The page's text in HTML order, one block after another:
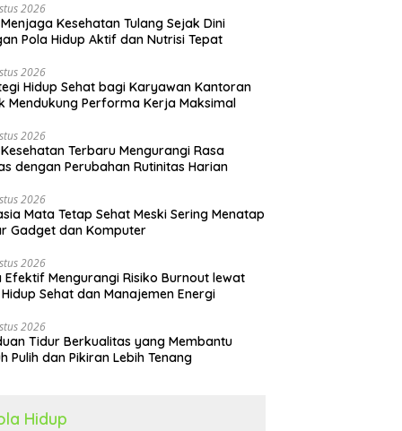
2026
Kesehatan Tulang Sejak Dini
Pola Hidup Aktif dan Nutrisi Tepat
2026
Hidup Sehat bagi Karyawan Kantoran
Mendukung Performa Kerja Maksimal
2026
Terbaru Mengurangi Rasa
dengan Perubahan Rutinitas Harian
2026
Mata Tetap Sehat Meski Sering Menatap
Gadget dan Komputer
2026
Efektif Mengurangi Risiko Burnout lewat
Sehat dan Manajemen Energi
2026
Tidur Berkualitas yang Membantu
Pulih dan Pikiran Lebih Tenang
Hidup